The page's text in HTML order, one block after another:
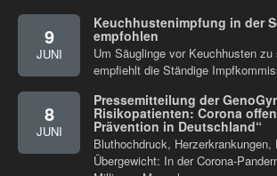
9
JUNI
Keuchhustenimpfung in der
empfohlen
Um Säuglinge vor Keuchhusten zu
empfiehlt die Ständige
8
JUNI
Pressemitteilung der
Risikopatienten: Corona
Prävention in Deutschland“
Bluthochdruck, Herzerkrankungen,
Übergewicht: In der Corona-